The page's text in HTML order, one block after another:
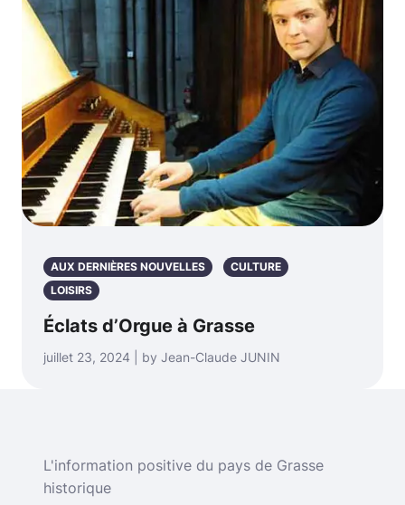
AUX DERNIÈRES NOUVELLES
CULTURE
LOISIRS
Éclats d’Orgue à Grasse
juillet 23, 2024 | by Jean-Claude JUNIN
L'information positive du pays de Grasse
historique